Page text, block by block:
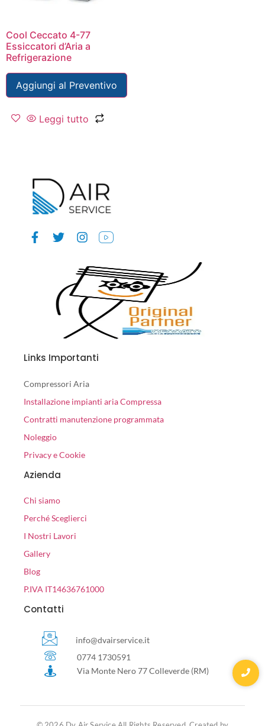
Cool Ceccato 4-77
Essiccatori d’Aria a
Refrigerazione
Aggiungi al Preventivo
Leggi tutto
Links Importanti
Compressori Aria
Installazione impianti aria Compressa
Contratti manutenzione programmata
Noleggio
Privacy e Cookie
Azienda
Chi siamo
Perché Sceglierci
I Nostri Lavori
Gallery
Blog
P.IVA IT14636761000
Contatti
info@dvairservice.it
0774 1730591
Via Monte Nero 77 Colleverde (RM)